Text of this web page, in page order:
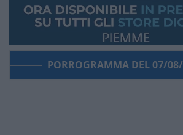
PORROGRAMMA DEL 07/